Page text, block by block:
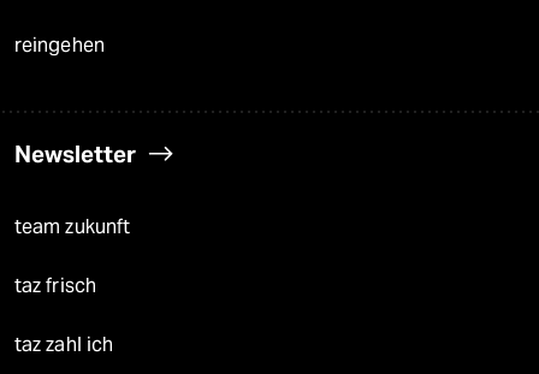
reingehen
Newsletter
team zukunft
taz frisch
taz zahl ich